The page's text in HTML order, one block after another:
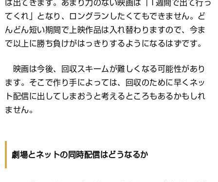
は出てきます。あまり力のない映画は「1週間で出て行っ
てくれ」となり、ロングランしたくてもできません。ど
んどん短い期間で上映作品は入れ替わりますので、今ま
で以上に勝ち負けがはっきりするようになるはずです。
映画は今後、回収スキームが難しくなる可能性があり
ます。そこで作り手によっては、回収のために早くネッ
ト配信に出してしまおうと考えるところもあるかもしれ
ません。
劇場とネットの同時配信はどうなるか